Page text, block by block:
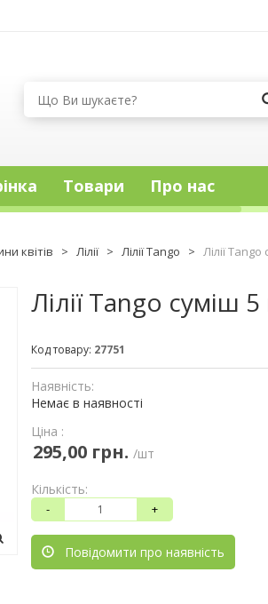
Товари Про нас
квітів > Лілії > Лілії Tango > Лілії
Лілії Tango суміш
Код товару: 27751
Наявність:
Немає в наявності
Ціна :
295,00 грн. /шт
Кількість:
- +
Повідомити про наявність